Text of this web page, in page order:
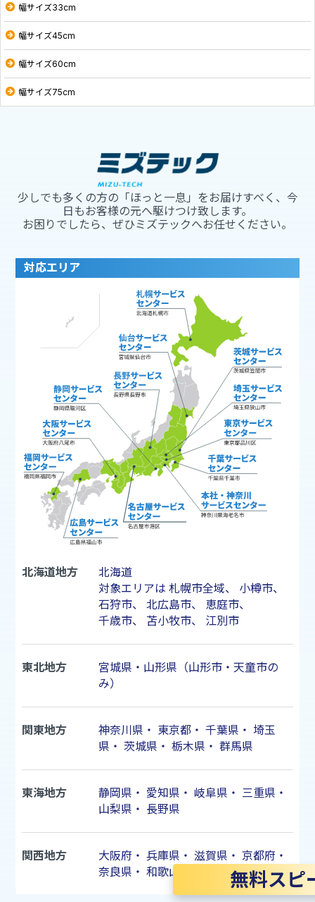
幅サイズ33cm
幅サイズ45cm
幅サイズ60cm
幅サイズ75cm
少しでも多くの方の「ほっと一息」をお届けすべく、今
日もお客様の元へ駆けつけ致します。
お困りでしたら、ぜひミズテックへお任せください。
対応エリア
北海道地方
北海道
対象エリアは 札幌市全域、 小樽市、
石狩市、 北広島市、 恵庭市、
千歳市、 苫小牧市、 江別市
東北地方
宮城県・山形県（山形市・天童市の
み）
関東地方 神奈川県 ・ 東京都・ 千葉県 ・ 埼玉
県 ・ 茨城県 ・ 栃木県 ・ 群馬県
東海地方 静岡県 ・ 愛知県 ・ 岐阜県 ・ 三重県 ・
山梨県 ・ 長野県
関西地方 大阪府 ・ 兵庫県 ・ 滋賀県 ・ 京都府 ・
奈良県 ・ 和歌山県 無料スピ